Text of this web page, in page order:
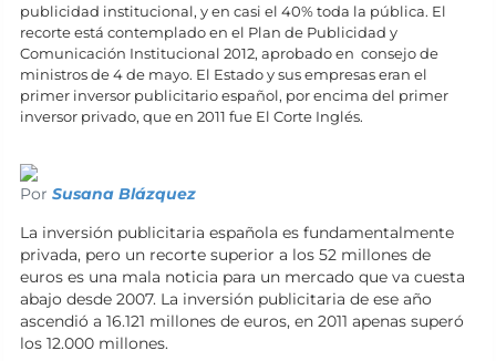
publicidad institucional, y en casi el 40% toda la pública. El
recorte está contemplado en el Plan de Publicidad y
Comunicación Institucional 2012, aprobado en consejo de
ministros de 4 de mayo. El Estado y sus empresas eran el
primer inversor publicitario español, por encima del primer
inversor privado, que en 2011 fue El Corte Inglés.
Por Susana Blázquez
La inversión publicitaria española es fundamentalmente
privada, pero un recorte superior a los 52 millones de
euros es una mala noticia para un mercado que va cuesta
abajo desde 2007. La inversión publicitaria de ese año
ascendió a 16.121 millones de euros, en 2011 apenas superó
los 12.000 millones.